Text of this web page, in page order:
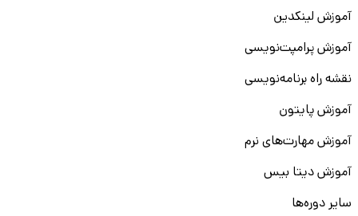
آموزش لینکدین
آموزش پرامپت‌نویسی
نقشه راه برنامه‌نویسی
آموزش پایتون
آموزش مهارت‌های نرم
آموزش دیتا بیس
سایر دوره‌ها